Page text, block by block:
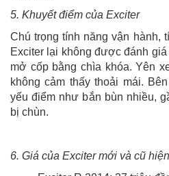
5. Khuyết điểm của Exciter
Chú trọng tính năng vận hành,
Exciter lại không được đánh
mở cốp bằng chìa khóa. Yên
không cảm thấy thoải mái.
yếu điểm như bắn bùn nhiều,
bị chùn.
6. Giá của Exciter mới và cũ